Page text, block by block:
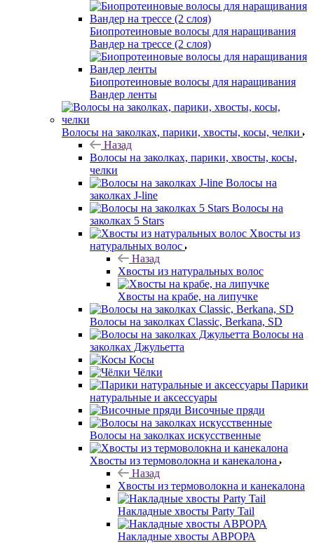
Биопротеиновые волосы для наращивания
Вандер на трессе (2 слоя)
Биопротеиновые волосы для наращивания
Вандер ленты
Волосы на заколках, парики, хвосты, косы, челки
Назад
Волосы на заколках, парики, хвосты, косы,
челки
Волосы на
заколках J-line
Волосы на
заколках 5 Stars
Хвосты из
натуральных волос
Назад
Хвосты из натуральных волос
Хвосты на крабе, на липучке
Волосы на заколках Classic, Berkana, SD
Волосы на
заколках Джульетта
Косы
Чёлки
Парики
натуральные и аксессуары
Височные пряди
Волосы на заколках искусственные
Хвосты из термоволокна и канекалона
Назад
Хвосты из термоволокна и канекалона
Накладные хвосты Party Tail
Накладные хвосты АВРОРА